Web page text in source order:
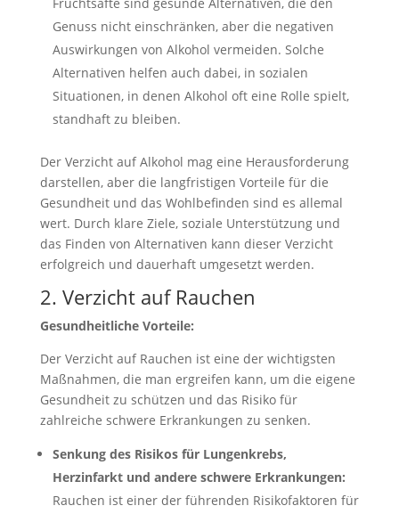
Genuss nicht einschränken, aber die negativen
Auswirkungen von Alkohol vermeiden. Solche
Alternativen helfen auch dabei, in sozialen
Situationen, in denen Alkohol oft eine Rolle spielt,
standhaft zu bleiben.
Der Verzicht auf Alkohol mag eine Herausforderung
darstellen, aber die langfristigen Vorteile für die
Gesundheit und das Wohlbefinden sind es allemal
wert. Durch klare Ziele, soziale Unterstützung und
das Finden von Alternativen kann dieser Verzicht
erfolgreich und dauerhaft umgesetzt werden.
2. Verzicht auf Rauchen
Gesundheitliche Vorteile:
Der Verzicht auf Rauchen ist eine der wichtigsten
Maßnahmen, die man ergreifen kann, um die eigene
Gesundheit zu schützen und das Risiko für
zahlreiche schwere Erkrankungen zu senken.
Senkung des Risikos für Lungenkrebs,
Herzinfarkt und andere schwere Erkrankungen:
Rauchen ist einer der führenden Risikofaktoren für